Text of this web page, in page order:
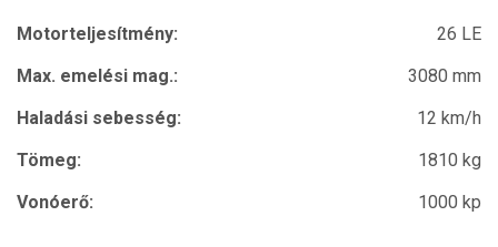
Motorteljesítmény:
26 LE
Max. emelési mag.:
3080 mm
Haladási sebesség:
12 km/h
Tömeg:
1810 kg
Vonóerő:
1000 kp